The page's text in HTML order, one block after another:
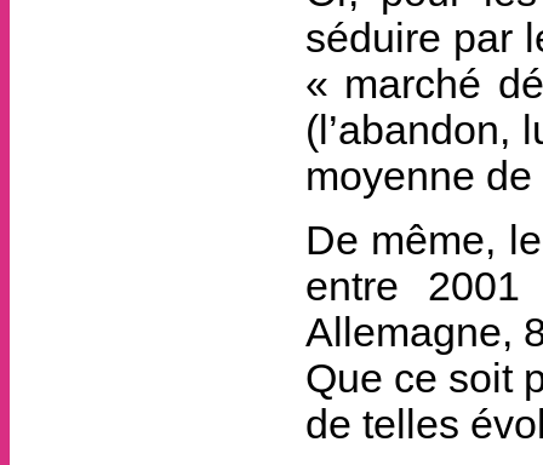
séduire par
« marché
(l’abandon,
moyenne
De même,
entre
Allemagne,
Que ce soit
de telles